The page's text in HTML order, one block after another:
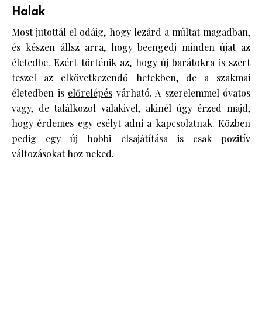
Halak
Most jutottál el odáig, hogy lezárd a múltat magadban,
és készen állsz arra, hogy beengedj minden újat az
életedbe. Ezért történik az, hogy új barátokra is szert
teszel az elkövetkezendő hetekben, de a szakmai
életedben is előrelépés várható. A szerelemmel óvatos
vagy, de találkozol valakivel, akinél úgy érzed majd,
hogy érdemes egy esélyt adni a kapcsolatnak. Közben
pedig egy új hobbi elsajátítása is csak pozitív
változásokat hoz neked.